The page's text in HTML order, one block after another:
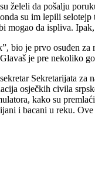
želeli da pošalju
su im lepili
mogao da ispliva.
bio je prvo osuđen
je pre nekoliko
Sekretarijata za
osječkih civila
kako su
i bacani u reku.